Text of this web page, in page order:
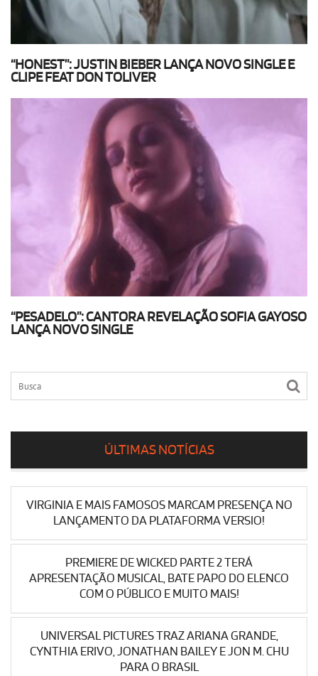
“HONEST”: JUSTIN BIEBER LANÇA NOVO SINGLE E
CLIPE FEAT DON TOLIVER
“PESADELO”: CANTORA REVELAÇÃO SOFIA GAYOSO
LANÇA NOVO SINGLE
ÚLTIMAS NOTÍCIAS
VIRGINIA E MAIS FAMOSOS MARCAM PRESENÇA NO
LANÇAMENTO DA PLATAFORMA VERSIO!
PREMIERE DE WICKED PARTE 2 TERÁ
APRESENTAÇÃO MUSICAL, BATE PAPO DO ELENCO
COM O PÚBLICO E MUITO MAIS!
UNIVERSAL PICTURES TRAZ ARIANA GRANDE,
CYNTHIA ERIVO, JONATHAN BAILEY E JON M. CHU
PARA O BRASIL